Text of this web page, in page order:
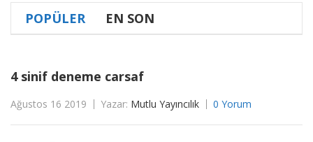
POPÜLER EN SON
4 sinif deneme carsaf
Ağustos 16 2019 Yazar: Mutlu Yayıncılık 0 Yorum